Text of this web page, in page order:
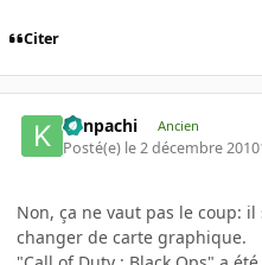
Citer
Kenpachi Ancien
Posté(e) le 2 décembre 2010
Non, ça ne vaut pas le coup:
changer de carte graphique.